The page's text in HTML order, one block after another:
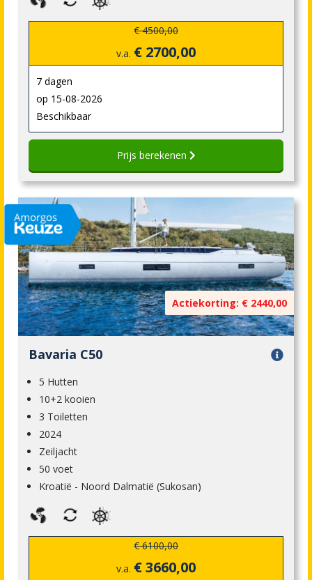
€ 4500,00
v.a. € 2700,00
7 dagen
op 15-08-2026
Beschikbaar
Prijs berekenen
Actiekorting: € 2440,00
Bavaria C50
5 Hutten
10+2 kooien
3 Toiletten
2024
Zeiljacht
50 voet
Kroatië - Noord Dalmatië (Sukosan)
€ 6100,00
v.a. € 3660,00